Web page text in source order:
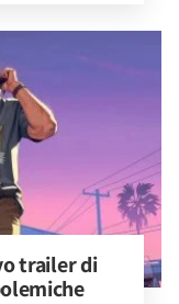
trailer di